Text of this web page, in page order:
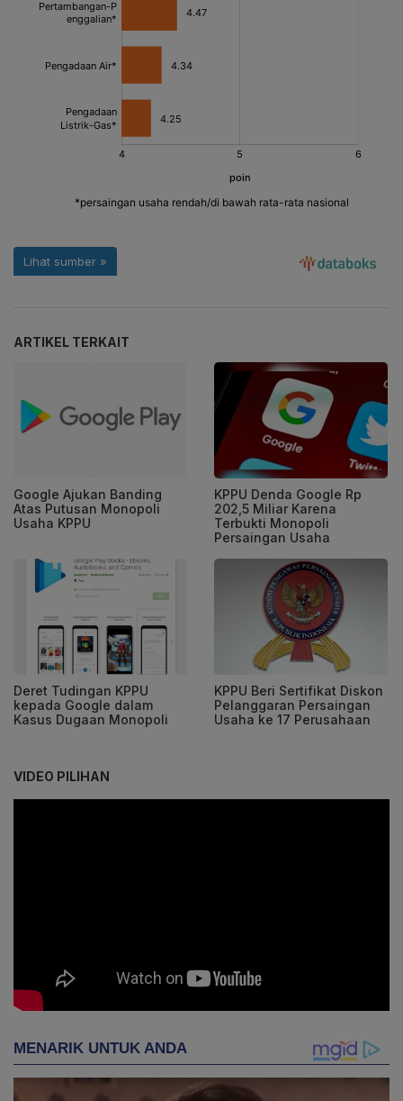
ARTIKEL TERKAIT
Google Ajukan Banding
Atas Putusan Monopoli
Usaha KPPU
KPPU Denda Google Rp
202,5 Miliar Karena
Terbukti Monopoli
Persaingan Usaha
Deret Tudingan KPPU
kepada Google dalam
Kasus Dugaan Monopoli
KPPU Beri Sertifikat Diskon
Pelanggaran Persaingan
Usaha ke 17 Perusahaan
VIDEO PILIHAN